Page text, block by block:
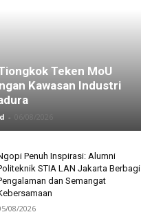
Teken MoU
Kawasan Industri
-
Penuh Inspirasi: Alumni
STIA LAN Jakarta Berbagi
dan Semangat
08/2026